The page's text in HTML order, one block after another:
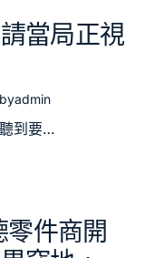
當局正視
byadmin
到要…
件商開